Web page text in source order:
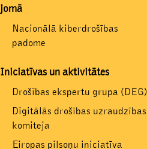
jomā
Nacionālā kiberdrošības
padome
Iniciatīvas un aktivitātes
Drošības ekspertu grupa (DEG)
Digitālās drošības uzraudzības
komiteja
Eiropas pilsoņu iniciatīva